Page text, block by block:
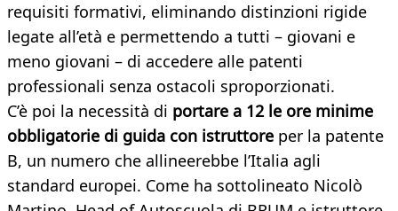
requisiti formativi, eliminando distinzioni rigide
legate all’età e permettendo a tutti – giovani e
meno giovani – di accedere alle patenti
professionali senza ostacoli sproporzionati.
C’è poi la necessità di portare a 12 le ore minime
obbligatorie di guida con istruttore per la patente
B, un numero che allineerebbe l’Italia agli
standard europei. Come ha sottolineato Nicolò